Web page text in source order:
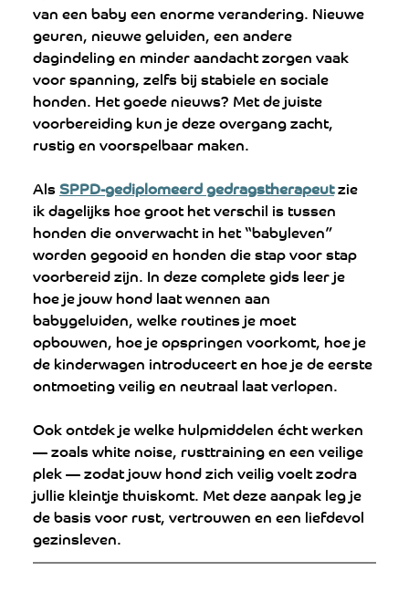
van een baby een enorme verandering. Nieuwe
geuren, nieuwe geluiden, een andere
dagindeling en minder aandacht zorgen vaak
voor spanning, zelfs bij stabiele en sociale
honden. Het goede nieuws? Met de juiste
voorbereiding kun je deze overgang zacht,
rustig en voorspelbaar maken.
Als SPPD-gediplomeerd gedragstherapeut zie
ik dagelijks hoe groot het verschil is tussen
honden die onverwacht in het “babyleven”
worden gegooid en honden die stap voor stap
voorbereid zijn. In deze complete gids leer je
hoe je jouw hond laat wennen aan
babygeluiden, welke routines je moet
opbouwen, hoe je opspringen voorkomt, hoe je
de kinderwagen introduceert en hoe je de eerste
ontmoeting veilig en neutraal laat verlopen.
Ook ontdek je welke hulpmiddelen écht werken
— zoals white noise, rusttraining en een veilige
plek — zodat jouw hond zich veilig voelt zodra
jullie kleintje thuiskomt. Met deze aanpak leg je
de basis voor rust, vertrouwen en een liefdevol
gezinsleven.